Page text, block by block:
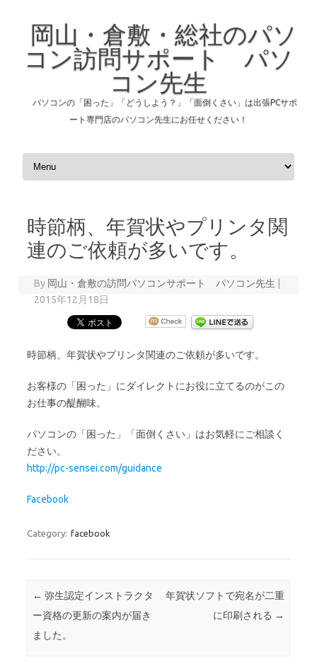
岡山・倉敷・総社のパソ
コン訪問サポート パソ
コン先生
パソコンの「困った」「どうしよう？」「面倒くさい」は出張PCサポ
ート専門店のパソコン先生にお任せください！
Skip to content
時節柄、年賀状やプリンタ関
連のご依頼が多いです。
By 岡山・倉敷の訪問パソコンサポート パソコン先生
2015年12月18日
時節柄、年賀状やプリンタ関連のご依頼が多いです。
お客様の「困った」にダイレクトにお役に立てるのがこの
お仕事の醍醐味。
パソコンの「困った」「面倒くさい」はお気軽にご相談く
ださい。
http://pc-sensei.com/guidance
Facebook
Category: facebook
Post navigation
← 弥生認定インストラクタ
ー資格の更新の案内が届き
ました。
年賀状ソフトで宛名が二重
に印刷される →